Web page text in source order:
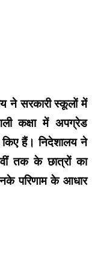
ने सरकारी स्कूलों में
कक्षा में अपग्रेड
किए हैं। निदेशालय ने
तक के छात्रों का
परिणाम के आधार